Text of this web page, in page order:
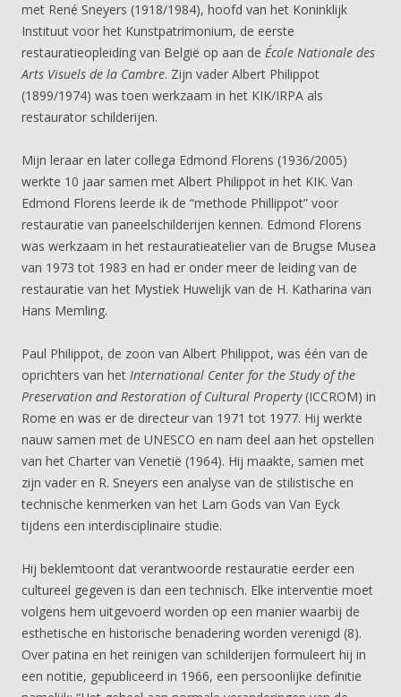
met René Sneyers (1918/1984), hoofd van het Koninklijk
Instituut voor het Kunstpatrimonium, de eerste
restauratieopleiding van België op aan de École Nationale des
Arts Visuels de la Cambre. Zijn vader Albert Philippot
(1899/1974) was toen werkzaam in het KIK/IRPA als
restaurator schilderijen.
Mijn leraar en later collega Edmond Florens (1936/2005)
werkte 10 jaar samen met Albert Philippot in het KIK. Van
Edmond Florens leerde ik de “methode Phillippot” voor
restauratie van paneelschilderijen kennen. Edmond Florens
was werkzaam in het restauratieatelier van de Brugse Musea
van 1973 tot 1983 en had er onder meer de leiding van de
restauratie van het Mystiek Huwelijk van de H. Katharina van
Hans Memling.
Paul Philippot, de zoon van Albert Philippot, was één van de
oprichters van het International Center for the Study of the
Preservation and Restoration of Cultural Property(ICCROM) in
Rome en was er de directeur van 1971 tot 1977. Hij werkte
nauw samen met de UNESCO en nam deel aan het opstellen
van het Charter van Venetië (1964). Hij maakte, samen met
zijn vader en R. Sneyers een analyse van de stilistische en
technische kenmerken van het Lam Gods van Van Eyck
tijdens een interdisciplinaire studie.
Hij beklemtoont dat verantwoorde restauratie eerder een
cultureel gegeven is dan een technisch. Elke interventie moet
volgens hem uitgevoerd worden op een manier waarbij de
esthetische en historische benadering worden verenigd (8).
Over patina en het reinigen van schilderijen formuleert hij in
een notitie, gepubliceerd in 1966, een persoonlijke definitie